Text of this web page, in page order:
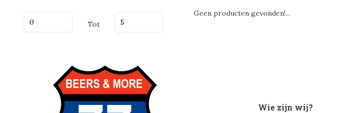
Tot
Geen producten gevonden!...
Wie zijn wij?